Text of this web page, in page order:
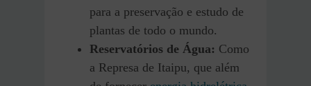
para a preservação e estudo de
plantas de todo o mundo.
Reservatórios de Água: Como
a Represa de Itaipu, que além